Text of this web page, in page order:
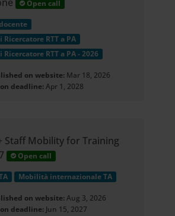
Open call
RTT a PA
RTT a PA - 2026
on website: Mar 18, 2026
deadline: Apr 1, 2028
Staff Mobility for Training
Open call
Mobilità internazionale TA
on website:Aug 3, 2026
deadline: Jun 15, 2027